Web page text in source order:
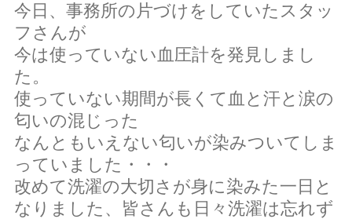
会員ページ（ケアマネ専用）
求人情報 会社情報
今日、事務所の片づけをしていたスタッ
フさんが
今は使っていない血圧計を発見しまし
た。
使っていない期間が長くて血と汗と涙の
匂いの混じった
なんともいえない匂いが染みついてしま
っていました・・・
改めて洗濯の大切さが身に染みた一日と
なりました、皆さんも日々洗濯は忘れず